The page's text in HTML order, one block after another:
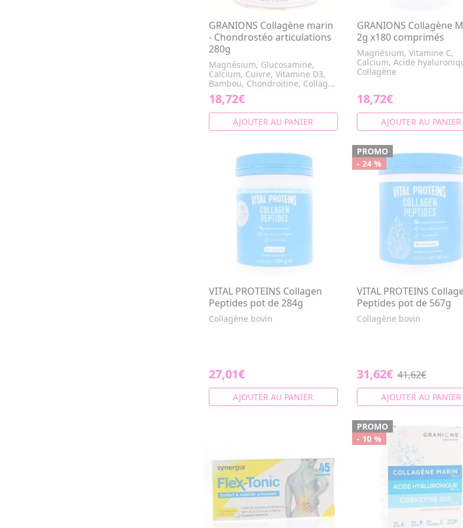
GRANIONS Collagène marin
- Chondrostéo articulations
280g
Magnésium, Glucosamine,
Calcium, Cuivre, Vitamine D3,
Bambou, Chondroïtine, Collag...
18,72€
AJOUTER AU PANIER
GRANIONS Collagène
2g x180 comprimés
Magnésium, Vitamine C,
Calcium, Acide
Collagène
18,72€
AJOUTER AU PANIER
VITAL PROTEINS Collagen
Peptides pot de 284g
Collagène bovin
27,01€
AJOUTER AU PANIER
PROMO
- 24 %
VITAL PROTEINS
Peptides pot de 567g
Collagène bovin
31,62€ 41,62€
AJOUTER AU PANIER
PROMO
- 10 %